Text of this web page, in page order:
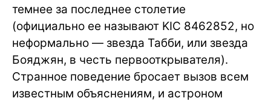
темнее за последнее столетие
(официально ее называют KIC 8462852, но
неформально — звезда Табби, или звезда
Бояджян, в честь первооткрывателя).
Странное поведение бросает вызов всем
известным объяснениям, и астроном